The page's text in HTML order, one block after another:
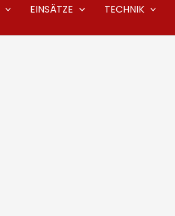
EINSÄTZE TECHNIK